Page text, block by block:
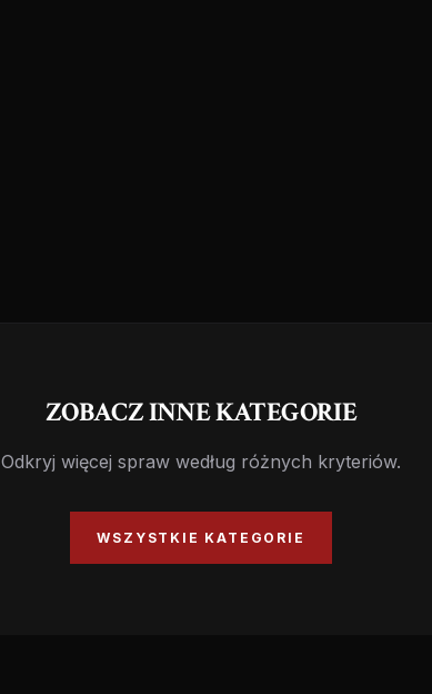
ZOBACZ INNE KATEGORIE
Odkryj więcej spraw według różnych kryteriów.
WSZYSTKIE KATEGORIE